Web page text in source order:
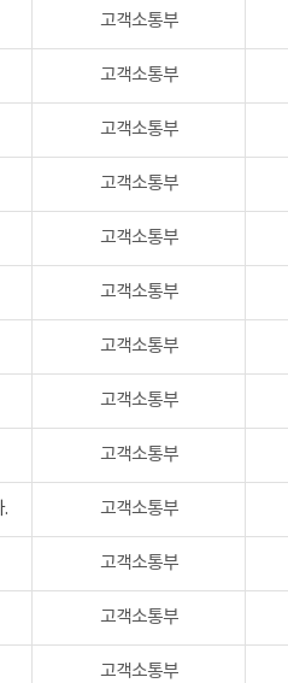
고객소통부
고객소통부
고객소통부
고객소통부
고객소통부
고객소통부
고객소통부
고객소통부
고객소통부
. 고객소통부
고객소통부
고객소통부
고객소통부